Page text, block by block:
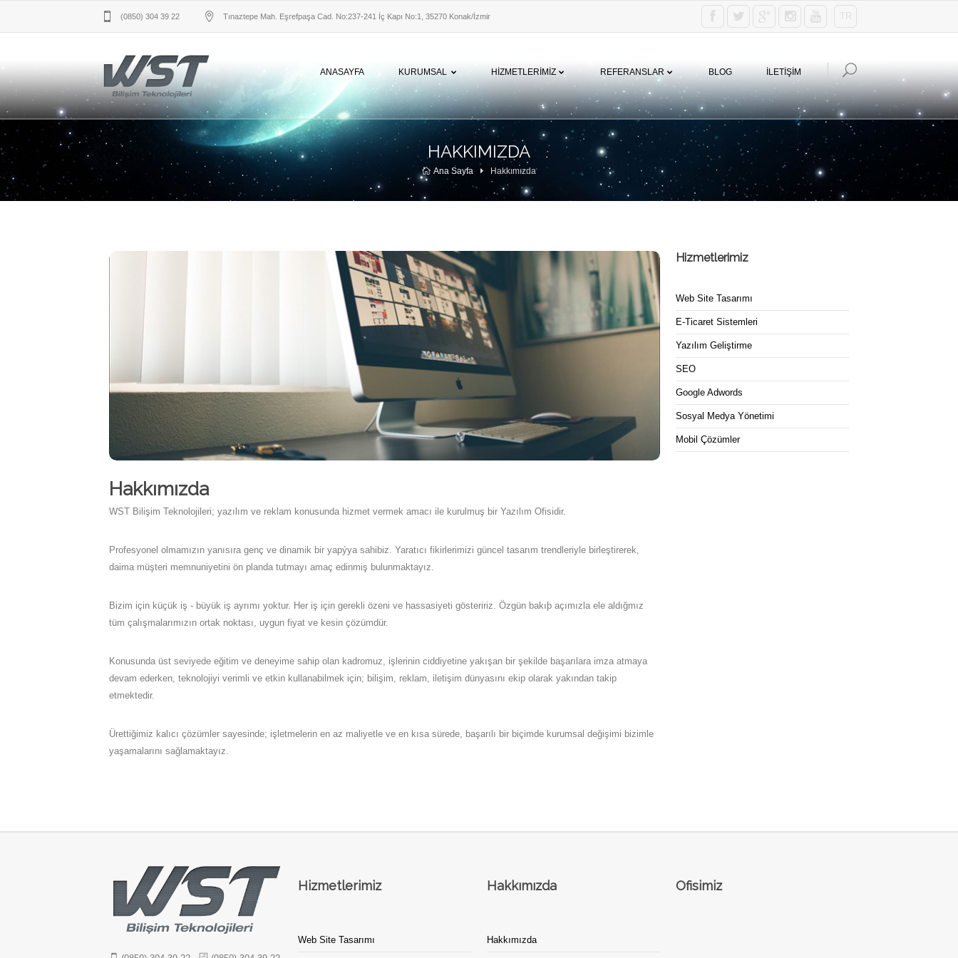
(0850) 304 39 22 Tınaztepe Mah. Eşrefpaşa Cad. No:237-241 İç Kapı No:1, 35270 Konak/İzmir TR
ANASAYFA KURUMSAL HİZMETLERİMİZ REFERANSLAR BLOG İLETİŞİM
HAKKIMIZDA
Ana Sayfa Hakkımızda
Hakkımızda
WST Bilişim Teknolojileri; yazılım ve reklam konusunda hizmet vermek amacı ile kurulmuş bir Yazılım Ofisidir.
Profesyonel olmamızın yanısıra genç ve dinamik bir yapýya sahibiz. Yaratıcı fikirlerimizi güncel tasarım trendleriyle birleştirerek,
daima müşteri memnuniyetini ön planda tutmayı amaç edinmiş bulunmaktayız.
Bizim için küçük iş - büyük iş ayrımı yoktur. Her iş için gerekli özeni ve hassasiyeti gösteririz. Özgün bakıþ açımızla ele aldığmız
tüm çalışmalarımızın ortak noktası, uygun fiyat ve kesin çözümdür.
Konusunda üst seviyede eğitim ve deneyime sahip olan kadromuz, işlerinin ciddiyetine yakışan bir şekilde başarılara imza atmaya
devam ederken, teknolojiyi verimli ve etkin kullanabilmek için; bilişim, reklam, iletişim dünyasını ekip olarak yakından takip
etmektedir.
Ürettiğimiz kalıcı çözümler sayesinde; işletmelerin en az maliyetle ve en kısa sürede, başarılı bir biçimde kurumsal değişimi bizimle
yaşamalarını sağlamaktayız.
Hizmetlerimiz
Web Site Tasarımı
E-Ticaret Sistemleri
Yazılım Geliştirme
SEO
Google Adwords
Sosyal Medya Yönetimi
Mobil Çözümler
Hizmetlerimiz
Web Site Tasarımı
Hakkımızda
Hakkımızda
Ofisimiz